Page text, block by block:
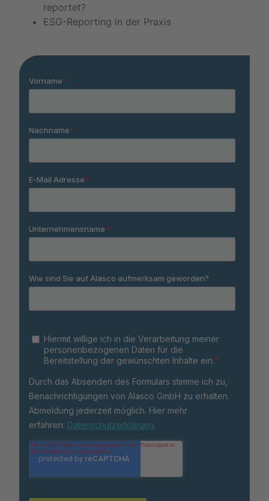
reportet?
ESG-Reporting in der Praxis